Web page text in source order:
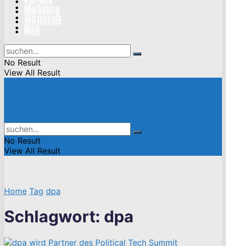
No Result
View All Result
No Result
View All Result
Home Tag dpa
Schlagwort: dpa